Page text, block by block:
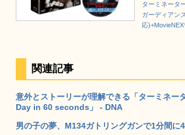
ターミネータ
ガーディアン
応
関連記事
意外とストーリーが理解できる「ターミネ
Day in 60 seconds」 - DNA
男の子の夢、M134ガトリングガンで1分間に